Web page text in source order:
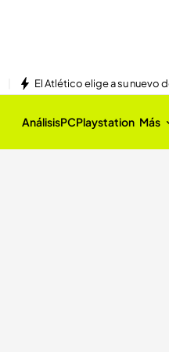
El Atlético elige a su nuevo
AnálisisPCPlaystation Más